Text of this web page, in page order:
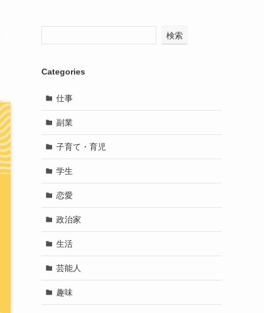
検索
Categories
仕事
副業
子育て・育児
学生
恋愛
政治家
生活
芸能人
趣味